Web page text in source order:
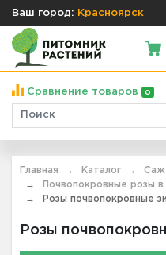
Ваш город: Красноярск
Сравнение товаров 0
Главная Каталог
Почвопокровные розы в
Розы почвопокровные
Розы